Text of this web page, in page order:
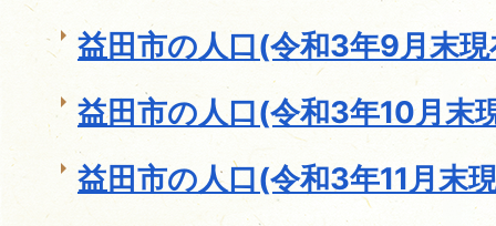
益田市の人口(令和3年9月末
益田市の人口(令和3年10月末
益田市の人口(令和3年11月末